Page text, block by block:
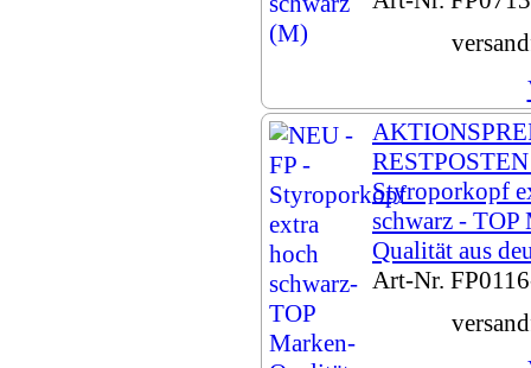
Styroporkopf
schwarz - TOP
Qualität aus
Art-Nr.